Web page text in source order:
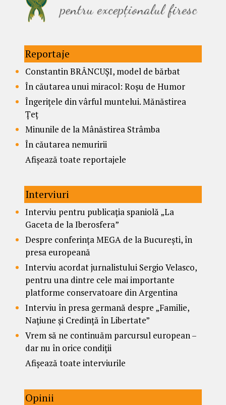
Reportaje
Constantin BRÂNCUȘI, model de bărbat
În căutarea unui miracol: Roșu de Humor
Îngerițele din vârful muntelui. Mănăstirea
Țeț
Minunile de la Mânăstirea Strâmba
În căutarea nemuririi
Afișează toate reportajele
Interviuri
Interviu pentru publicația spaniolă „La
Gaceta de la Iberosfera”
Despre conferința MEGA de la București, în
presa europeană
Interviu acordat jurnalistului Sergio Velasco,
pentru una dintre cele mai importante
platforme conservatoare din Argentina
Interviu în presa germană despre „Familie,
Națiune și Credință în Libertate”
Vrem să ne continuăm parcursul european –
dar nu în orice condiții
Afișează toate interviurile
Opinii